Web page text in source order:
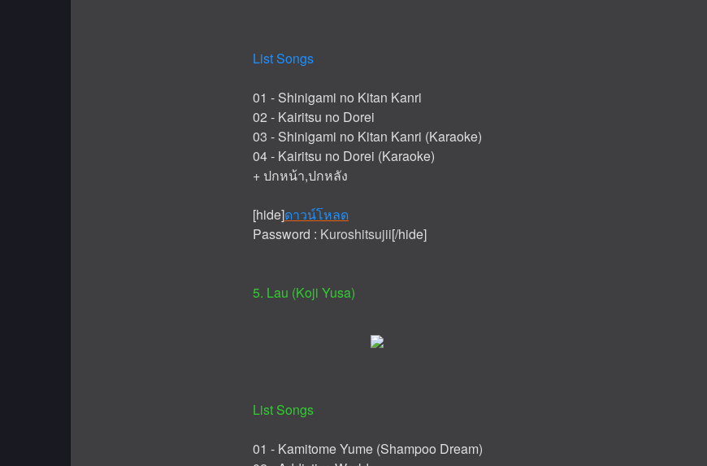
List Songs
01 - Shinigami no Kitan Kanri
02 - Kairitsu no Dorei
03 - Shinigami no Kitan Kanri (Karaoke)
04 - Kairitsu no Dorei (Karaoke)
+ ปกหน้า,ปกหลัง
[hide]ดาวน์โหลด
Password : Kuroshitsujii[/hide]
5. Lau (Koji Yusa)
List Songs
01 - Kamitome Yume (Shampoo Dream)